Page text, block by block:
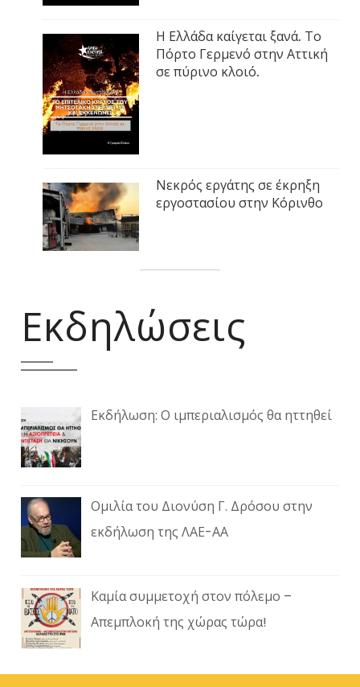
Η Ελλάδα καίγεται ξανά. Το
Πόρτο Γερμενό στην Αττική
σε πύρινο κλοιό.
Νεκρός εργάτης σε έκρηξη
εργοστασίου στην Κόρινθο
Εκδηλώσεις
Εκδήλωση: Ο ιμπεριαλισμός θα ηττηθεί
Ομιλία του Διονύση Γ. Δρόσου στην
εκδήλωση της ΛΑΕ-ΑΑ
Καμία συμμετοχή στον πόλεμο –
Απεμπλοκή της χώρας τώρα!